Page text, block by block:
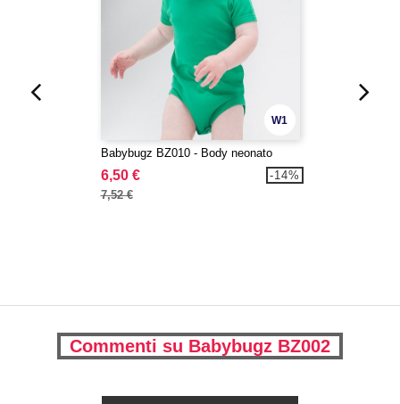
W1
Babybugz BZ010 - Body neonato
6,50 €
7,52 €
-14%
Commenti su Babybugz BZ002